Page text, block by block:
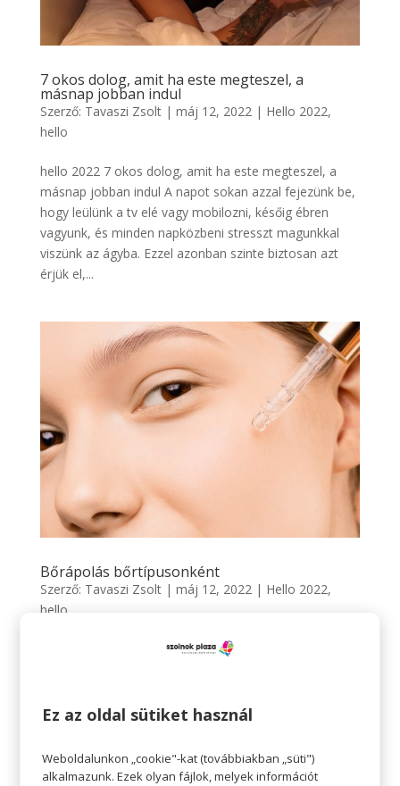
7 okos dolog, amit ha este megteszel, a
másnap jobban indul
Szerző: Tavaszi Zsolt| máj 12, 2022 | Hello 2022,
hello
hello 2022 7 okos dolog, amit ha este megteszel, a
másnap jobban indul A napot sokan azzal fejezünk be,
hogy leülünk a tv elé vagy mobilozni, későig ébren
vagyunk, és minden napközbeni stresszt magunkkal
viszünk az ágyba. Ezzel azonban szinte biztosan azt
érjük el,...
Bőrápolás bőrtípusonként
Szerző: Tavaszi Zsolt| máj 12, 2022 | Hello 2022,
hello
hello 2022 Bőrápolás bőrtípusonként Egy korábbi
viselje meg az időjárás. Most a különböző bőrtípusokra
termékeket...
Ez az oldal sütiket használ
Weboldalunkon „cookie"-kat (továbbiakban „süti")
alkalmazunk. Ezek olyan fájlok, melyek információt